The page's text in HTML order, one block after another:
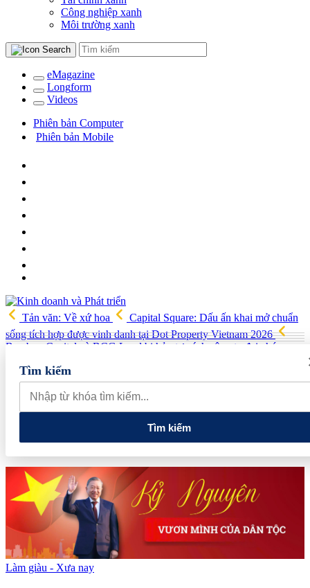
Công nghiệp xanh
Môi trường xanh
eMagazine
Longform
Videos
Phiên bản Computer
Phiên bản Mobile
Tản văn: Về xứ hoa
Capital Square: Dấu ấn khai mở chuẩn
sống tích hợp được vinh danh tại Dot Property Vietnam 2026
Bamboo Capital và BCG Land bị hủy tư cách công ty đại chúng,
quyền lợi cổ đông ra sao?
dự án Khu Nhà ở xã hội Phú Minh gần 400 tỷ đồng
Gia đình
Chủ tịch DIC Corp tiếp tục bị bán giải chấp hơn 8 triệu cổ phiếu,
doanh nghiệp mới hoàn thành khoảng 1/4 kế hoạch năm
Tìm kiếm
Tìm kiếm
Làm giàu - Xưa nay